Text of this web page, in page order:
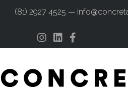
(81) 2927 4525 —
Instagram
LinkedinFacebook